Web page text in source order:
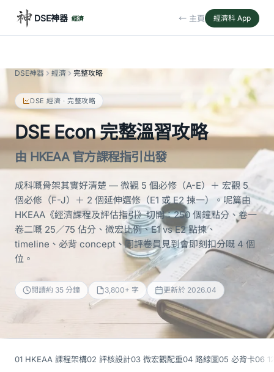
DSE神器 經濟 ← 主頁 經濟科 App
DSE神器 經濟 完整攻略
DSE 經濟 · 完整攻略
DSE Econ 完整溫習攻略
由 HKEAA 官方課程指引出發
成科嘅骨架其實好清楚 — 微觀 5 個必修（A-E）＋ 宏觀 5
個必修（F-J）＋ 2 個延伸選修（E1 或 E2 揀一）。呢篇由
HKEAA《經濟課程及評估指引》切開：250 個鐘點分、卷一
卷二嘅 25／75 佔分、微宏比例、E1 vs E2 點揀、
timeline、必背 concept、同評卷員見到會即刻扣分嘅 4 個
位。
閱讀約 35 分鐘 3,800+ 字 更新於 2026.04
01 HKEAA 課程架構02 評核設計03 微宏觀配重04 路線圖05 必背卡06